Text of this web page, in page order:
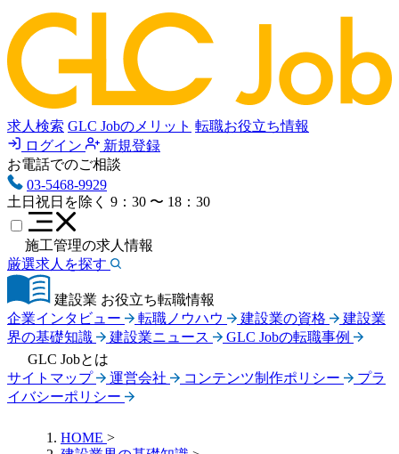
求人検索 GLC Jobのメリット 転職お役立ち情報
ログイン
新規登録
お電話でのご相談
03-5468-9929
土日祝日を除く 9：30 〜 18：30
施工管理の求人情報
厳選求人を探す
建設業 お役立ち転職情報
企業インタビュー
転職ノウハウ 建設業の資格
建設業
界の基礎知識
建設業ニュース
GLC Jobの転職事例
GLC Jobとは
サイトマップ
運営会社 コンテンツ制作ポリシー
プラ
イバシーポリシー
HOME >